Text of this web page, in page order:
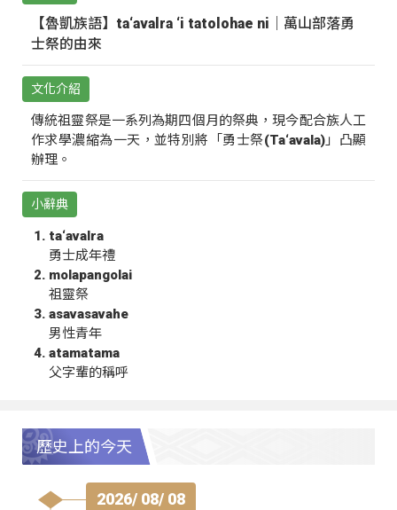
【魯凱族語】ta‘avalra ‘i tatolohae ni｜萬山部落勇
士祭的由來
文化介紹
傳統祖靈祭是一系列為期四個月的祭典，現今配合族人工
作求學濃縮為一天，並特別將「勇士祭(Ta‘avala)」凸顯
辦理。
小辭典
ta‘avalra
勇士成年禮
molapangolai
祖靈祭
asavasavahe
男性青年
atamatama
父字輩的稱呼
歷史上的今天
2026/ 08/ 08